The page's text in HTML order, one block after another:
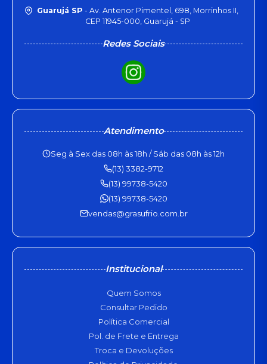
Guarujá SP - Av. Antenor Pimentel, 698, Morrinhos II,
CEP 11945-000, Guarujá - SP
Redes Sociais
Atendimento
Seg à Sex das 08h às 18h / Sáb das 08h às 12h
(13) 3382-9712
(13) 99738-5420
(13) 99738-5420
vendas@grasufrio.com.br
Institucional
Quem Somos
Consultar Pedido
Política Comercial
Pol. de Frete e Entrega
Troca e Devoluções